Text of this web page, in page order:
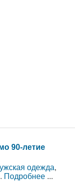
90-летие
одежда,
Подробнее ...